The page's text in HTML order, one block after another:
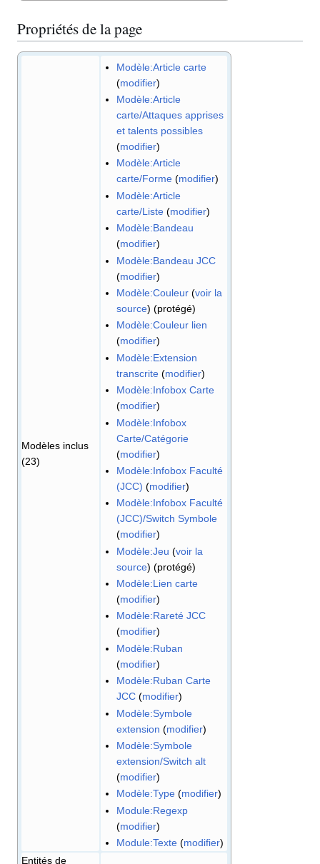
Propriétés de la page
Modèles inclus
(23)
Modèle:Article carte
(modifier)
Modèle:Article
carte/Attaques apprises
et talents possibles
(modifier)
Modèle:Article
carte/Forme (modifier)
Modèle:Article
carte/Liste (modifier)
Modèle:Bandeau
(modifier)
Modèle:Bandeau JCC
(modifier)
Modèle:Couleur (voir la
source) (protégé)
Modèle:Couleur lien
(modifier)
Modèle:Extension
transcrite (modifier)
Modèle:Infobox Carte
(modifier)
Modèle:Infobox
Carte/Catégorie
(modifier)
Modèle:Infobox Faculté
(JCC) (modifier)
Modèle:Infobox Faculté
(JCC)/Switch Symbole
(modifier)
Modèle:Jeu (voir la
source) (protégé)
Modèle:Lien carte
(modifier)
Modèle:Rareté JCC
(modifier)
Modèle:Ruban
(modifier)
Modèle:Ruban Carte
JCC (modifier)
Modèle:Symbole
extension (modifier)
Modèle:Symbole
extension/Switch alt
(modifier)
Modèle:Type (modifier)
Module:Regexp
(modifier)
Module:Texte (modifier)
Entités de